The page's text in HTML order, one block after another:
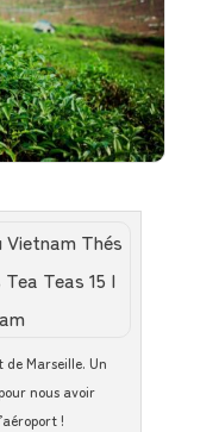
de Marseille. Un
nous avoir
!